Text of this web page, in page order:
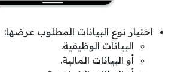
اختيار نوع البيانات المطلوب عرضها:
البيانات الوظيفية.
أو البيانات المالية.